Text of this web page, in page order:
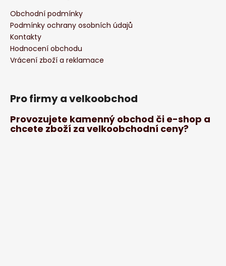
Obchodní podmínky
Podmínky ochrany osobních údajů
Kontakty
Hodnocení obchodu
Vrácení zboží a reklamace
Pro firmy a velkoobchod
Provozujete kamenný obchod či e-shop a
chcete zboží za velkoobchodní ceny?